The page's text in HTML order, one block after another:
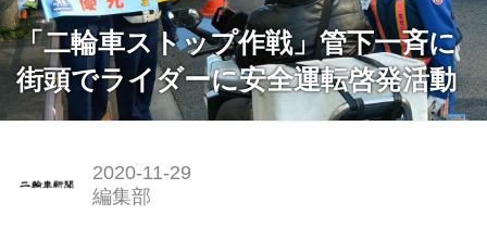
「二輪車ストップ作戦」管下一斉に
街頭でライダーに安全運転啓発活動
2020-11-29
編集部